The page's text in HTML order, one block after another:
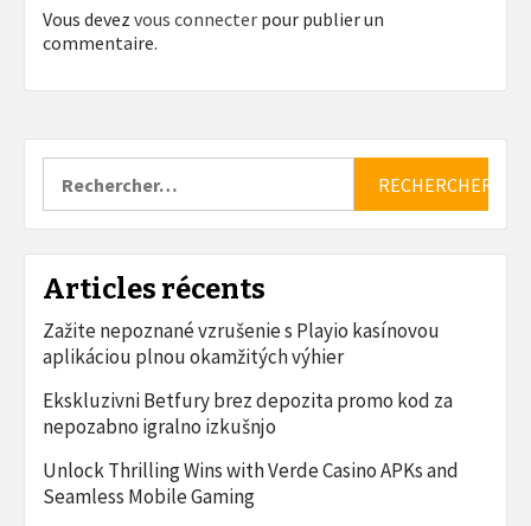
Vous devez vous connecter pour publier un
commentaire.
Articles récents
Zažite nepoznané vzrušenie s Playio kasínovou
aplikáciou plnou okamžitých výhier
Ekskluzivni Betfury brez depozita promo kod za
nepozabno igralno izkušnjo
Unlock Thrilling Wins with Verde Casino APKs and
Seamless Mobile Gaming